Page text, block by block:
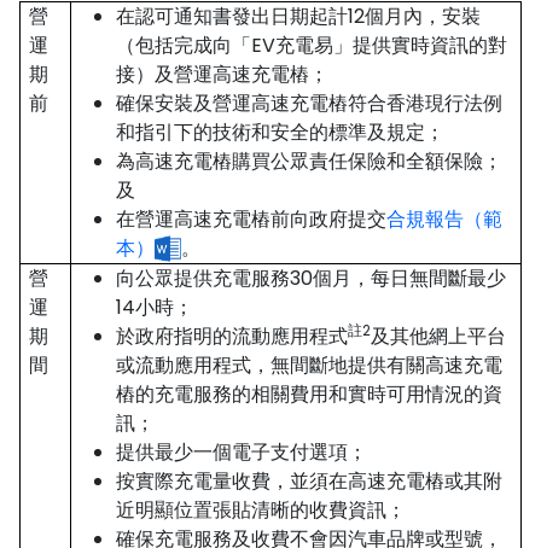
營
運
期
前
在認可通知書發出日期起計12個月內，安裝
（包括完成向「EV充電易」提供實時資訊的對
接）及營運高速充電樁；
確保安裝及營運高速充電樁符合香港現行法例
和指引下的技術和安全的標準及規定；
為高速充電樁購買公眾責任保險和全額保險；
及
在營運高速充電樁前向政府提交合規報告（範
本）
。
營
運
期
間
向公眾提供充電服務30個月，每日無間斷最少
14小時；
於政府指明的流動應用程式註2及其他網上平台
或流動應用程式，無間斷地提供有關高速充電
樁的充電服務的相關費用和實時可用情況的資
訊；
提供最少一個電子支付選項；
按實際充電量收費，並須在高速充電樁或其附
近明顯位置張貼清晰的收費資訊；
確保充電服務及收費不會因汽車品牌或型號，